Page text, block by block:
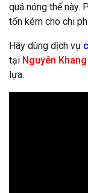
quá nóng thế này.
tốn kém cho chi
Hãy dùng dịch vụ
tại Nguyên Khang
lựa.